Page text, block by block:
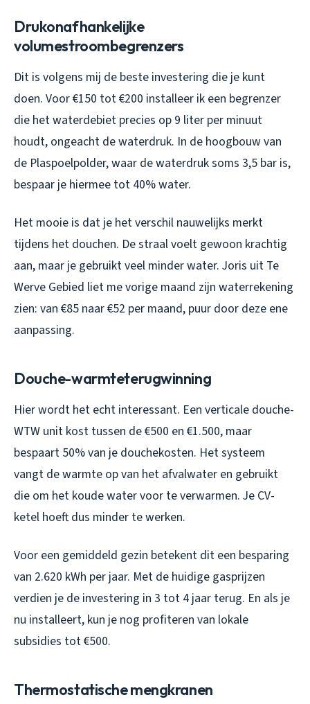
Drukonafhankelijke
volumestroombegrenzers
Dit is volgens mij de beste investering die je kunt
doen. Voor €150 tot €200 installeer ik een begrenzer
die het waterdebiet precies op 9 liter per minuut
houdt, ongeacht de waterdruk. In de hoogbouw van
de Plaspoelpolder, waar de waterdruk soms 3,5 bar is,
bespaar je hiermee tot 40% water.
Het mooie is dat je het verschil nauwelijks merkt
tijdens het douchen. De straal voelt gewoon krachtig
aan, maar je gebruikt veel minder water. Joris uit Te
Werve Gebied liet me vorige maand zijn waterrekening
zien: van €85 naar €52 per maand, puur door deze ene
aanpassing.
Douche-warmteterugwinning
Hier wordt het echt interessant. Een verticale douche-
WTW unit kost tussen de €500 en €1.500, maar
bespaart 50% van je douchekosten. Het systeem
vangt de warmte op van het afvalwater en gebruikt
die om het koude water voor te verwarmen. Je CV-
ketel hoeft dus minder te werken.
Voor een gemiddeld gezin betekent dit een besparing
van 2.620 kWh per jaar. Met de huidige gasprijzen
verdien je de investering in 3 tot 4 jaar terug. En als je
nu installeert, kun je nog profiteren van lokale
subsidies tot €500.
Thermostatische mengkranen